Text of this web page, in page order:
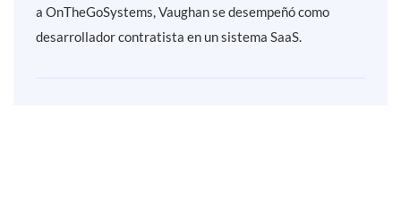
a OnTheGoSystems, Vaughan se desempeñó como
desarrollador contratista en un sistema SaaS.